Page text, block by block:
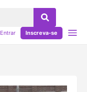
Entrar Inscreva-se